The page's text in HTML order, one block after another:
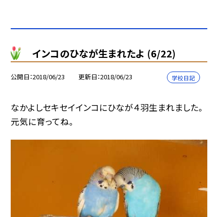
インコのひなが生まれたよ (6/22)
公開日 2018/06/23 更新日 2018/06/23 学校日記
なかよしセキセイインコにひなが４羽生まれました。
元気に育ってね。